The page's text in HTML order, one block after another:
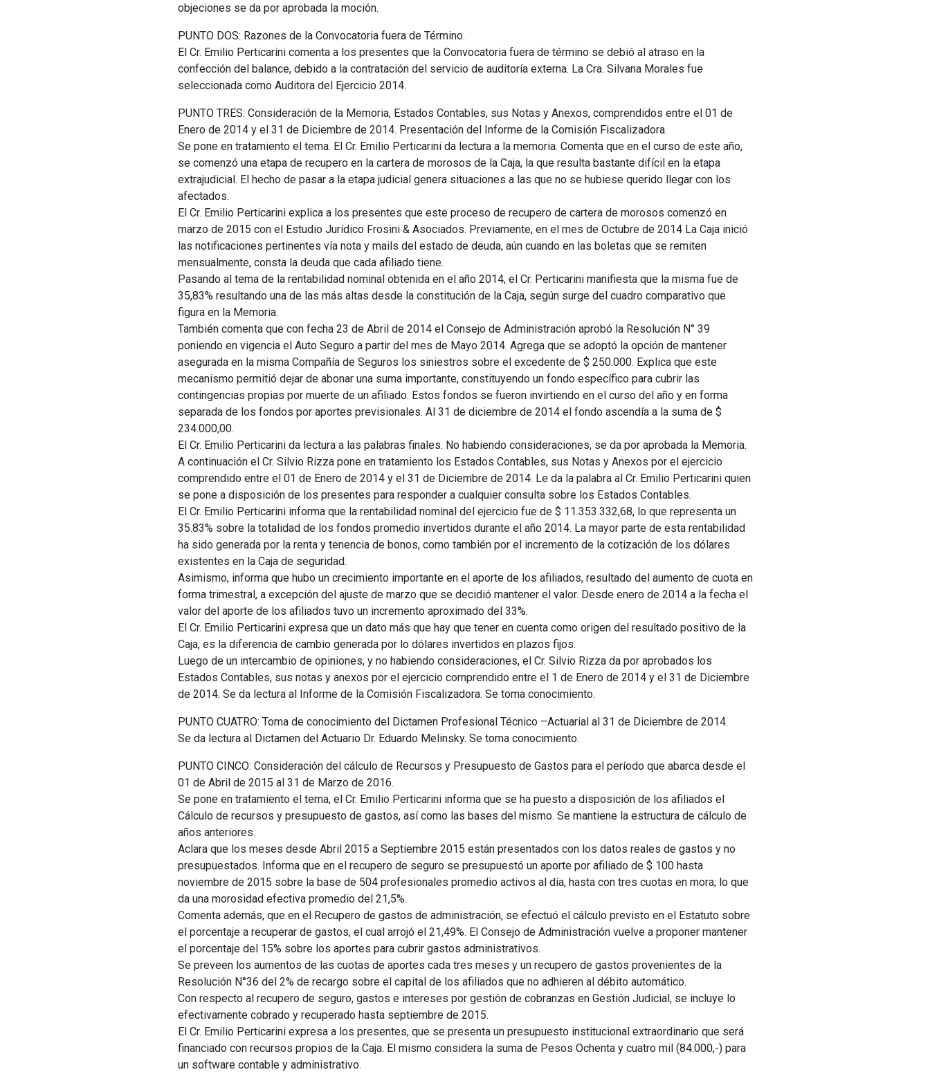
objeciones se da por aprobada la moción.
PUNTO DOS: Razones de la Convocatoria fuera de Término.
El Cr. Emilio Perticarini comenta a los presentes que la Convocatoria fuera de término se debió al atraso en la
confección del balance, debido a la contratación del servicio de auditoría externa. La Cra. Silvana Morales fue
seleccionada como Auditora del Ejercicio 2014.
PUNTO TRES: Consideración de la Memoria, Estados Contables, sus Notas y Anexos, comprendidos entre el 01 de
Enero de 2014 y el 31 de Diciembre de 2014. Presentación del Informe de la Comisión Fiscalizadora.
Se pone en tratamiento el tema. El Cr. Emilio Perticarini da lectura a la memoria. Comenta que en el curso de este año,
se comenzó una etapa de recupero en la cartera de morosos de la Caja, la que resulta bastante difícil en la etapa
extrajudicial. El hecho de pasar a la etapa judicial genera situaciones a las que no se hubiese querido llegar con los
afectados.
El Cr. Emilio Perticarini explica a los presentes que este proceso de recupero de cartera de morosos comenzó en
marzo de 2015 con el Estudio Jurídico Frosini & Asociados. Previamente, en el mes de Octubre de 2014 La Caja inició
las notificaciones pertinentes vía nota y mails del estado de deuda, aún cuando en las boletas que se remiten
mensualmente, consta la deuda que cada afiliado tiene.
Pasando al tema de la rentabilidad nominal obtenida en el año 2014, el Cr. Perticarini manifiesta que la misma fue de
35,83% resultando una de las más altas desde la constitución de la Caja, según surge del cuadro comparativo que
figura en la Memoria.
También comenta que con fecha 23 de Abril de 2014 el Consejo de Administración aprobó la Resolución N° 39
poniendo en vigencia el Auto Seguro a partir del mes de Mayo 2014. Agrega que se adoptó la opción de mantener
asegurada en la misma Compañía de Seguros los siniestros sobre el excedente de $ 250.000. Explica que este
mecanismo permitió dejar de abonar una suma importante, constituyendo un fondo específico para cubrir las
contingencias propias por muerte de un afiliado. Estos fondos se fueron invirtiendo en el curso del año y en forma
separada de los fondos por aportes previsionales. Al 31 de diciembre de 2014 el fondo ascendía a la suma de $
234.000,00.
El Cr. Emilio Perticarini da lectura a las palabras finales. No habiendo consideraciones, se da por aprobada la Memoria.
A continuación el Cr. Silvio Rizza pone en tratamiento los Estados Contables, sus Notas y Anexos por el ejercicio
comprendido entre el 01 de Enero de 2014 y el 31 de Diciembre de 2014. Le da la palabra al Cr. Emilio Perticarini quien
se pone a disposición de los presentes para responder a cualquier consulta sobre los Estados Contables.
El Cr. Emilio Perticarini informa que la rentabilidad nominal del ejercicio fue de $ 11.353.332,68, lo que representa un
35.83% sobre la totalidad de los fondos promedio invertidos durante el año 2014. La mayor parte de esta rentabilidad
ha sido generada por la renta y tenencia de bonos, como también por el incremento de la cotización de los dólares
existentes en la Caja de seguridad.
Asimismo, informa que hubo un crecimiento importante en el aporte de los afiliados, resultado del aumento de cuota en
forma trimestral, a excepción del ajuste de marzo que se decidió mantener el valor. Desde enero de 2014 a la fecha el
valor del aporte de los afiliados tuvo un incremento aproximado del 33%.
El Cr. Emilio Perticarini expresa que un dato más que hay que tener en cuenta como origen del resultado positivo de la
Caja, es la diferencia de cambio generada por lo dólares invertidos en plazos fijos.
Luego de un intercambio de opiniones, y no habiendo consideraciones, el Cr. Silvio Rizza da por aprobados los
Estados Contables, sus notas y anexos por el ejercicio comprendido entre el 1 de Enero de 2014 y el 31 de Diciembre
de 2014. Se da lectura al Informe de la Comisión Fiscalizadora. Se toma conocimiento.
PUNTO CUATRO: Toma de conocimiento del Dictamen Profesional Técnico –Actuarial al 31 de Diciembre de 2014.
Se da lectura al Dictamen del Actuario Dr. Eduardo Melinsky. Se toma conocimiento.
PUNTO CINCO: Consideración del cálculo de Recursos y Presupuesto de Gastos para el período que abarca desde el
01 de Abril de 2015 al 31 de Marzo de 2016.
Se pone en tratamiento el tema, el Cr. Emilio Perticarini informa que se ha puesto a disposición de los afiliados el
Cálculo de recursos y presupuesto de gastos, así como las bases del mismo. Se mantiene la estructura de cálculo de
años anteriores.
Aclara que los meses desde Abril 2015 a Septiembre 2015 están presentados con los datos reales de gastos y no
presupuestados. Informa que en el recupero de seguro se presupuestó un aporte por afiliado de $ 100 hasta
noviembre de 2015 sobre la base de 504 profesionales promedio activos al día, hasta con tres cuotas en mora; lo que
da una morosidad efectiva promedio del 21,5%.
Comenta además, que en el Recupero de gastos de administración, se efectuó el cálculo previsto en el Estatuto sobre
el porcentaje a recuperar de gastos, el cual arrojó el 21,49%. El Consejo de Administración vuelve a proponer mantener
el porcentaje del 15% sobre los aportes para cubrir gastos administrativos.
Se preveen los aumentos de las cuotas de aportes cada tres meses y un recupero de gastos provenientes de la
Resolución N°36 del 2% de recargo sobre el capital de los afiliados que no adhieren al débito automático.
Con respecto al recupero de seguro, gastos e intereses por gestión de cobranzas en Gestión Judicial, se incluye lo
efectivamente cobrado y recuperado hasta septiembre de 2015.
El Cr. Emilio Perticarini expresa a los presentes, que se presenta un presupuesto institucional extraordinario que será
financiado con recursos propios de la Caja. El mismo considera la suma de Pesos Ochenta y cuatro mil (84.000,-) para
un software contable y administrativo.